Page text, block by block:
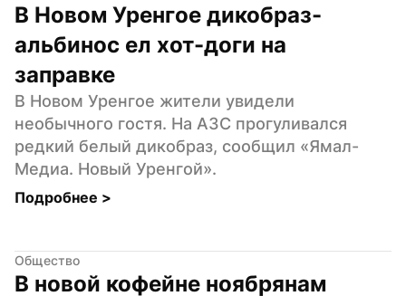
В Новом Уренгое дикобраз-
альбинос ел хот-доги на
заправке
В Новом Уренгое жители увидели
необычного гостя. На АЗС прогуливался
редкий белый дикобраз, сообщил «Ямал-
Медиа. Новый Уренгой».
Подробнее >
Общество
В новой кофейне ноябрянам